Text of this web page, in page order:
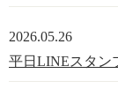
2026.05.26
平日LINEスタン